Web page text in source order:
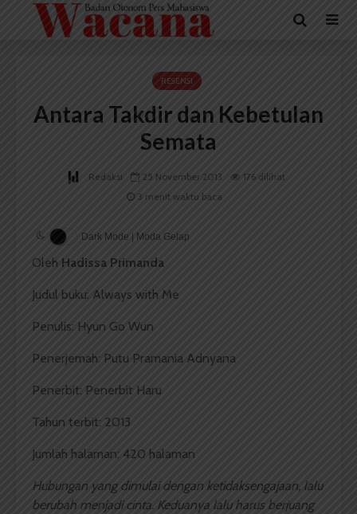
RESENSI
Antara Takdir dan Kebetulan
Semata
Redaksi 25 November 2013
176 dilihat
3 menit waktu baca
Dark Mode | Moda Gelap
Oleh Hadissa Primanda
Judul buku: Always with Me
Penulis: Hyun Go Wun
Penerjemah: Putu Pramania Adnyana
Penerbit: Penerbit Haru
Tahun terbit: 2013
Jumlah halaman: 420 halaman
Hubungan yang dimulai dengan ketidaksengajaan, lalu
berubah menjadi cinta. Keduanya lalu harus berjuang